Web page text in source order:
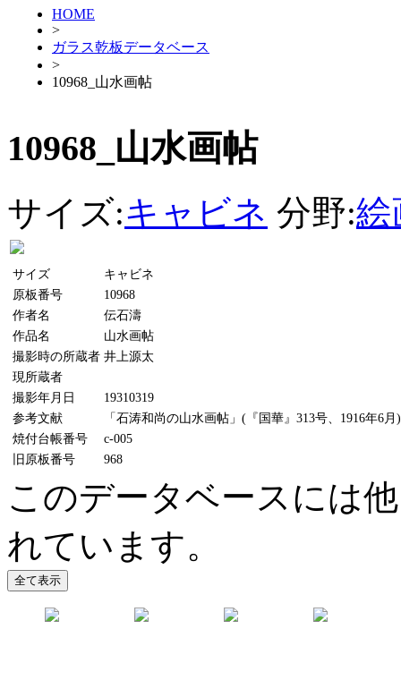
HOME
>
ガラス乾板データベース
>
10968_山水画帖
10968_山水画帖
サイズ:キャビネ 分野:絵
サイズ
キャビネ
原板番号
10968
作者名
伝石濤
作品名
山水画帖
撮影時の所蔵者 井上源太
現所蔵者
撮影年月日
19310319
参考文献
「石涛和尚の山水画帖」(『国華』313号、1916年6月)
焼付台帳番号
c-005
旧原板番号
968
このデータベースには
れています。